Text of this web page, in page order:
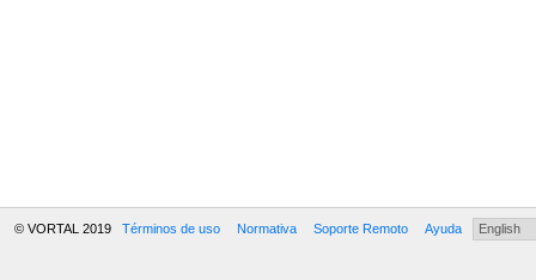
© VORTAL 2019 Términos de uso Normativa Soporte Remoto Ayuda